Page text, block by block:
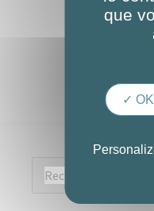
Rechercher :
que
✓